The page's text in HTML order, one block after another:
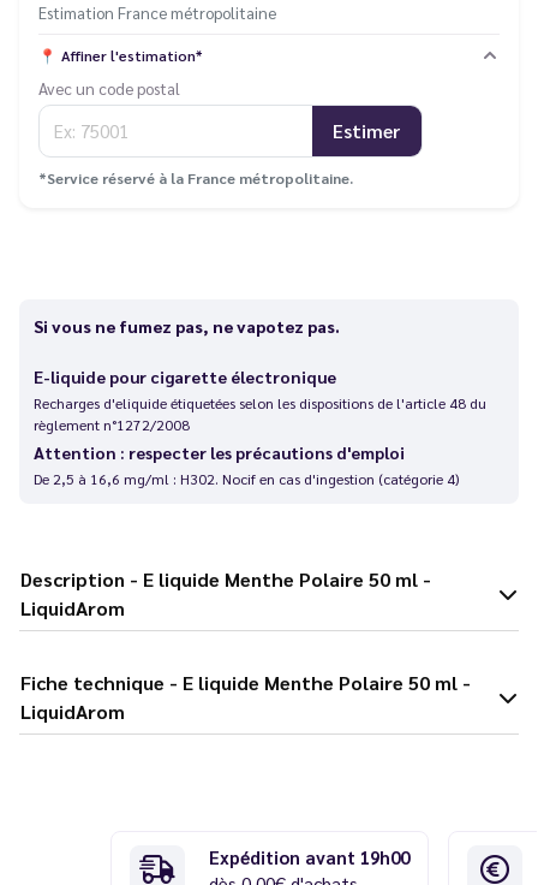
Estimation France métropolitaine
📍 Affiner l'estimation*
Avec un code postal
Estimer
*Service réservé à la France métropolitaine.
Si vous ne fumez pas, ne vapotez pas.
E-liquide pour cigarette électronique
Recharges d'eliquide étiquetées selon les dispositions de l'article 48 du
règlement n°1272/2008
Attention : respecter les précautions d'emploi
De 2,5 à 16,6 mg/ml : H302. Nocif en cas d'ingestion (catégorie 4)
Description - E liquide Menthe Polaire 50 ml -
LiquidArom
Fiche technique - E liquide Menthe Polaire 50 ml -
LiquidArom
Expédition avant 19h00